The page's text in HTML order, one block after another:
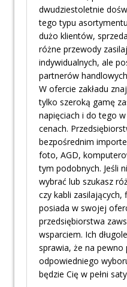
dwudziestoletnie
tego typu
dużo klientów,
różne przewody
indywidualnych, ale
partnerów
W ofercie zakładu
tylko szeroką gamę
napięciach i do tego
cenach.
bezpośrednim
foto, AGD,
tym podobnych. Jeśli
wybrać lub szukasz
czy kabli
posiada w swojej
przedsiębiorstwa
wsparciem. Ich
sprawia, że na
odpowiedniego
będzie Cię w pełni